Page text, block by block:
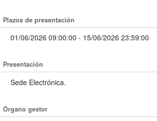
Plazos de presentación
01/06/2026 09:00:00 - 15/06/2026 23:59:00
Presentación
Sede Electrónica.
Órgano gestor